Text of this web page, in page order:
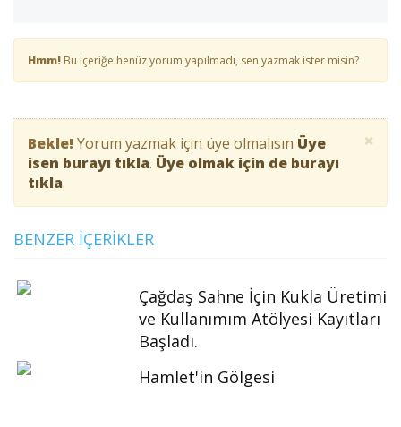
Hmm! Bu içeriğe henüz yorum yapılmadı, sen yazmak ister misin?
×
Bekle! Yorum yazmak için üye olmalısın Üye
isen burayı tıkla. Üye olmak için de burayı
tıkla.
BENZER İÇERIKLER
Çağdaş Sahne İçin Kukla Üretimi
ve Kullanımım Atölyesi Kayıtları
Başladı.
Hamlet'in Gölgesi